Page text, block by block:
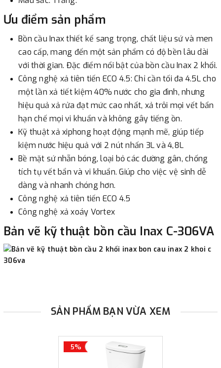
Ưu điểm sản phẩm
Bồn cầu Inax thiết kế sang trọng, chất liệu sứ và men
cao cấp, mang đến một sản phẩm có độ bền lâu dài
với thời gian. Đặc điểm nổi bật của bồn cầu Inax 2 khối.
Công nghệ xả tiên tiến ECO 4.5: Chỉ cần tối đa 4.5L cho
một lần xả tiết kiệm 40% nước cho gia đình, nhưng
hiệu quả xả rửa đạt mức cao nhất, xả trôi mọi vết bẩn
hạn chế mọi vi khuẩn và không gây tiếng ồn.
Kỹ thuật xả xiphong hoạt động mạnh mẽ, giúp tiếp
kiệm nước hiệu quả với 2 nút nhấn 3L và 4,8L
Bề mặt sứ nhẵn bóng, loại bỏ các đường gân, chống
tích tụ vết bẩn và vi khuẩn. Giúp cho việc vệ sinh dễ
dàng và nhanh chóng hơn.
Công nghệ xả tiên tiến ECO 4.5
Công nghệ xả xoáy Vortex
Bản vẽ kỹ thuật bồn cầu Inax C-306VA
SẢN PHẨM BẠN VỪA XEM
5%